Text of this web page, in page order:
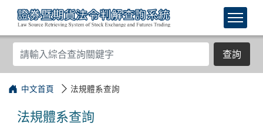
查詢
中文首頁 法規體系查詢
法規體系查詢